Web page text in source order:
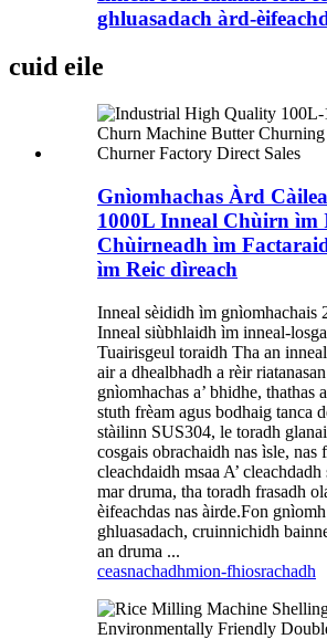
ghluasadach àrd-
cuid eile
Gnìomhachas Àrd
1000L Inneal Chùirn ìm
Chùirneadh ìm
ìm Reic dìreach
Inneal sèididh ìm gnìomhachais
Inneal siùbhlaidh ìm inneal-
Tuairisgeul toraidh Tha an
air a dhealbhadh a rèir
gnìomhachas a’ bhidhe, thathas
stuth frèam agus bodhaig tanca
stàilinn SUS304, le toradh
cosgais obrachaidh nas ìsle, nas
cleachdaidh msaa A’
mar druma, tha toradh frasadh
èifeachdas nas àirde.Fon
ghluasadach, cruinnichidh
an druma ...
ceasnachadhmion-fhiosrachadh